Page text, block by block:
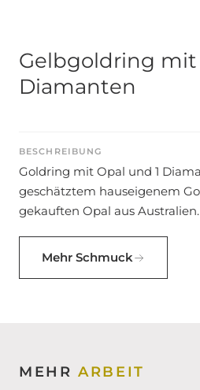
Gelbgoldring mit
Diamanten
BESCHREIBUNG
Goldring mit Opal und 1
geschätztem hauseigenem
gekauften Opal aus Australien.
Mehr Schmuck
MEHRARBEIT